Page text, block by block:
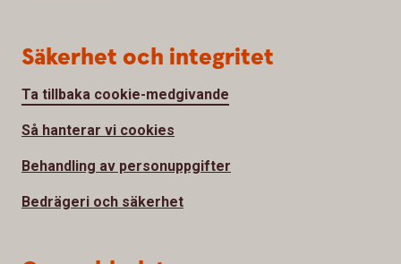
Säkerhet och integritet
Ta tillbaka cookie-medgivande
Så hanterar vi cookies
Behandling av personuppgifter
Bedrägeri och säkerhet